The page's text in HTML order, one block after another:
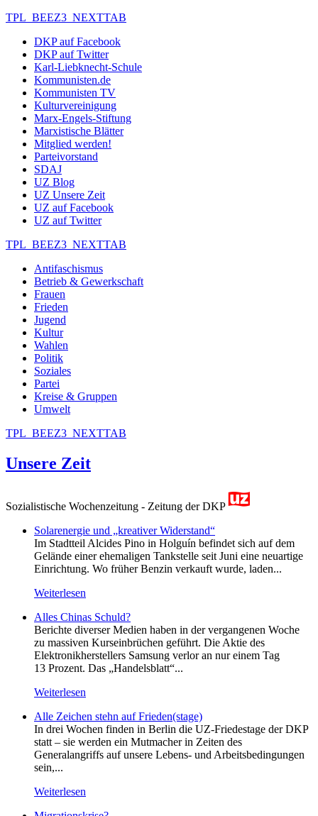
TPL_BEEZ3_NEXTTAB
DKP auf Facebook
DKP auf Twitter
Karl-Liebknecht-Schule
Kommunisten.de
Kommunisten TV
Kulturvereinigung
Marx-Engels-Stiftung
Marxistische Blätter
Mitglied werden!
Parteivorstand
SDAJ
UZ Blog
UZ Unsere Zeit
UZ auf Facebook
UZ auf Twitter
TPL_BEEZ3_NEXTTAB
Antifaschismus
Betrieb & Gewerkschaft
Frauen
Frieden
Jugend
Kultur
Wahlen
Politik
Soziales
Partei
Kreise & Gruppen
Umwelt
TPL_BEEZ3_NEXTTAB
Unsere Zeit
Sozialistische Wochenzeitung - Zeitung der DKP
Solarenergie und „kreativer Widerstand“
Im Stadtteil Alcides Pino in Holguín befindet sich auf dem
Gelände einer ehemaligen Tankstelle seit Juni eine neuartige
Einrichtung. Wo früher Benzin verkauft wurde, laden...
Weiterlesen
Alles Chinas Schuld?
Berichte diverser Medien haben in der vergangenen Woche
zu massiven Kurseinbrüchen geführt. Die Aktie des
Elektronikherstellers Samsung verlor an nur einem Tag
13 Prozent. Das „Handelsblatt“...
Weiterlesen
Alle Zeichen stehn auf Frieden(stage)
In drei Wochen finden in Berlin die UZ-Friedestage der DKP
statt – sie werden ein Mutmacher in Zeiten des
Generalangriffs auf unsere Lebens- und Arbeitsbedingungen
sein,...
Weiterlesen